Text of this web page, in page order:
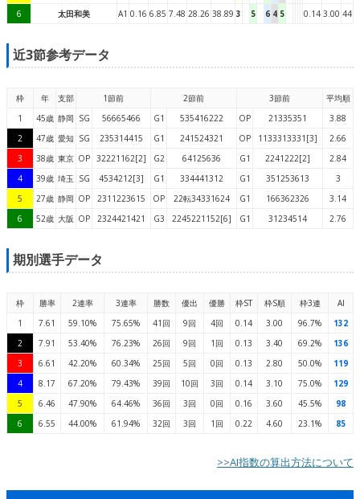
6
太田和美 A1 0.16 6.85 7.48 28.26 38.89 3 5 6 4 5 0.14 3.00 44
近3節参考データ
枠 年 支部 1節前 2節前 3節前
平均順
1
45歳 静岡 SG 56665466 G1 535416222 OP 21335351
3.88
2
47歳 愛知 SG 235314415 G1 241524321 OP 1133313331[3]
2.66
3
38歳 東京 OP 32221162[2] G2 64125636 G1 2241222[2]
2.84
4
39歳 埼玉 SG 4534212[3] G1 334441312 G1 351253613
3
5
27歳 静岡 OP 2311223615 OP 22転34331624 G1 166362326
3.14
6
52歳 大阪 OP 2324421421 G3 2245221152[6] G1 31234514 2.76
期別選手データ
枠 勝率 2連率 3連率 勝数 優出 優勝 枠ST 枠S順 枠3連
AI
1
7.61 59.10% 75.65% 41回 9回 4回 0.14 3.00 96.7%
132
2
7.91 53.40% 76.23% 26回 9回 1回 0.13 3.40 69.2%
136
3
6.61 42.20% 60.34% 25回 5回 0回 0.13 2.80 50.0%
119
4
8.17 67.20% 79.43% 39回 10回 3回 0.14 3.10 75.0%
129
5
6.46 47.90% 64.46% 36回 3回 0回 0.16 3.60 45.5%
98
6
6.55 44.00% 61.94% 32回 3回 1回 0.22 4.60 23.1% 85
>>AI指数の算出方法について